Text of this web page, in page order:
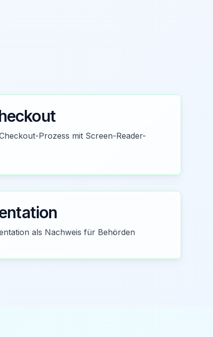
Prozess mit Screen-Reader-
als Nachweis für Behörden